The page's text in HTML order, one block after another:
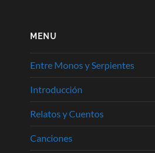
MENU
Entre Monos y Serpientes
Introducción
Relatos y Cuentos
Canciones